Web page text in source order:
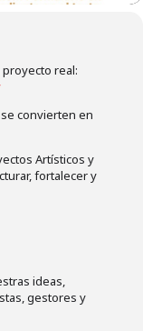
real:
convierten en
Artísticos y
fortalecer y
ideas,
gestores y